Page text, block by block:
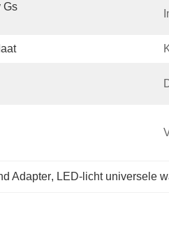
Gs
Adapter, LED-licht universele